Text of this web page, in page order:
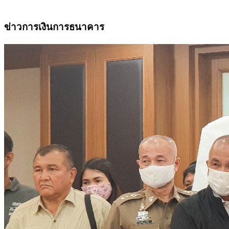
ข่าวการเงินการธนาคาร